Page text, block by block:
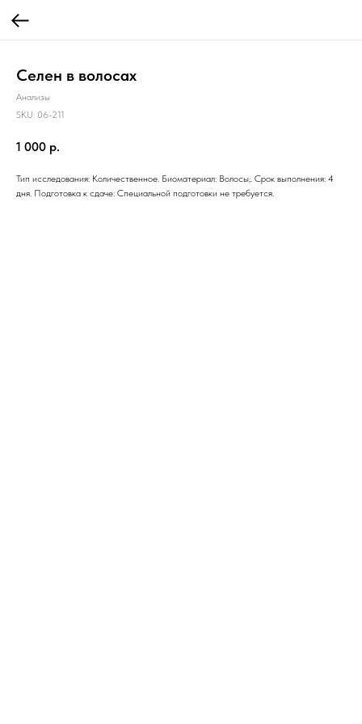
Селен в волосах
Анализы
SKU: 06-211
1 000 р.
Тип исследования: Количественное. Биоматериал: Волосы;. Срок выполнения: 4
дня. Подготовка к сдаче: Специальной подготовки не требуется.